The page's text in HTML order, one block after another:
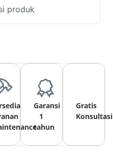
produk
Garansi
1
tahun
Gratis
Konsultasi